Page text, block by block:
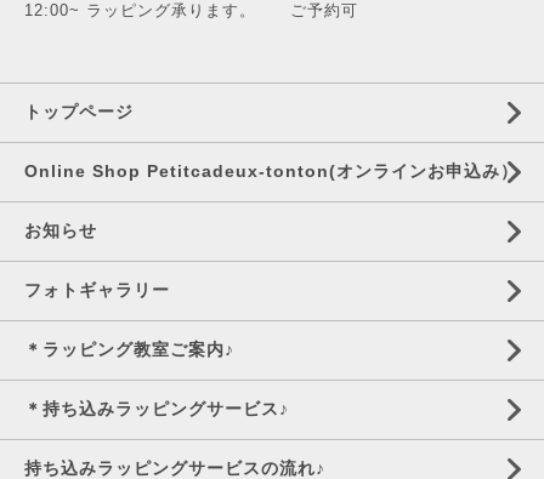
12:00~ ラッピング承ります。 ご予約可
トップページ
Online Shop Petitcadeux-tonton(オンラインお申込み）
お知らせ
フォトギャラリー
＊ラッピング教室ご案内♪
＊持ち込みラッピングサービス♪
持ち込みラッピングサービスの流れ♪